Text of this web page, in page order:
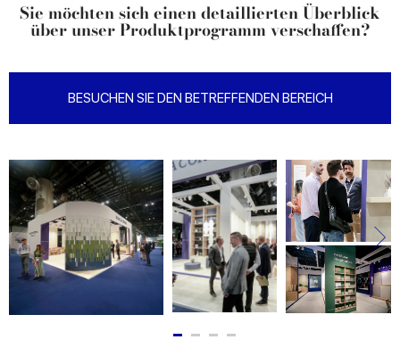
Sie möchten sich einen detaillierten Überblick
über unser Produktprogramm verschaffen?
BESUCHEN SIE DEN BETREFFENDEN BEREICH